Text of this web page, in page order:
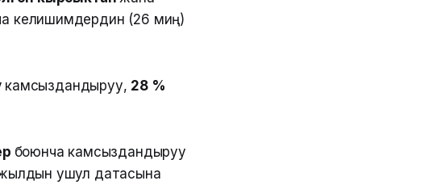
келишимдердин (26 миң)
камсыздандыруу, 28 %
боюнча камсыздандыруу
ушул датасына